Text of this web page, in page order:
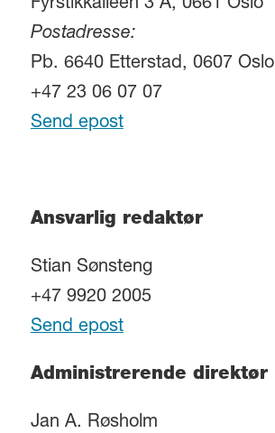
Fyrstikkalléen 3 A, 0661 Oslo
Postadresse:
Pb. 6640 Etterstad, 0607 Oslo
+47 23 06 07 07
Send epost
Ansvarlig redaktør
Stian Sønsteng
+47 9920 2005
Send epost
Administrerende direktør
Jan A. Røsholm